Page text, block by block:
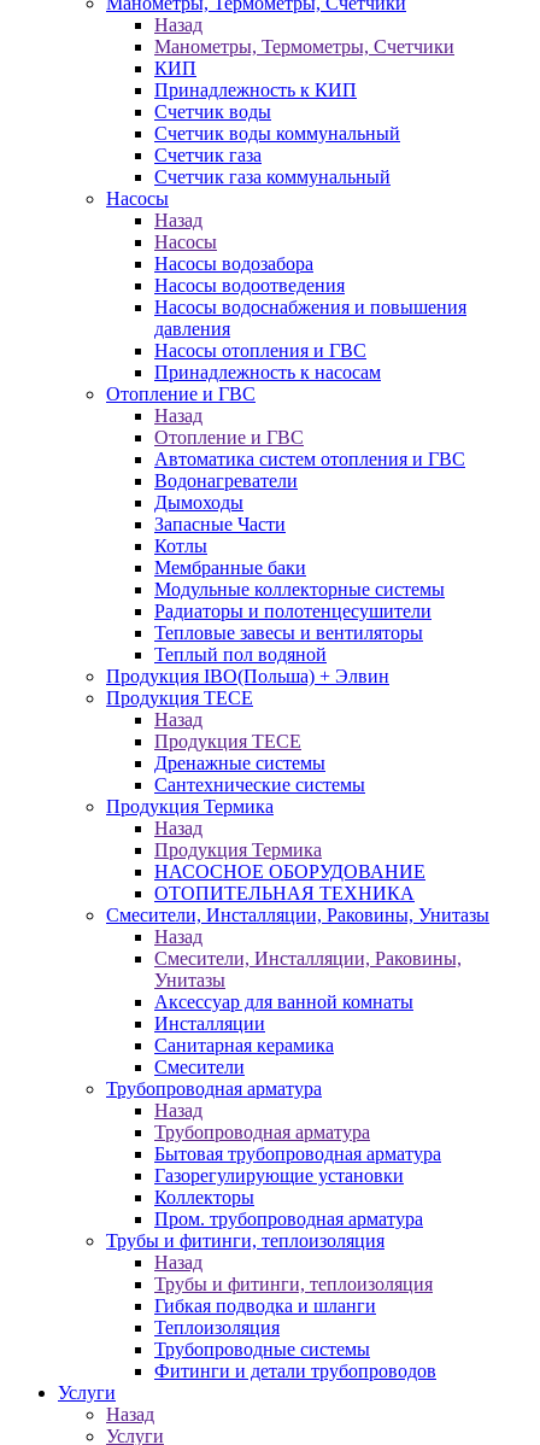
Назад
Манометры, Термометры, Счетчики
КИП
Принадлежность к КИП
Счетчик воды
Счетчик воды коммунальный
Счетчик газа
Счетчик газа коммунальный
Насосы
Назад
Насосы
Насосы водозабора
Насосы водоотведения
Насосы водоснабжения и повышения
давления
Насосы отопления и ГВС
Принадлежность к насосам
Отопление и ГВС
Назад
Отопление и ГВС
Автоматика систем отопления и ГВС
Водонагреватели
Дымоходы
Запасные Части
Котлы
Мембранные баки
Модульные коллекторные системы
Радиаторы и полотенцесушители
Тепловые завесы и вентиляторы
Теплый пол водяной
Продукция IBO(Польша) + Элвин
Продукция TECE
Назад
Продукция TECE
Дренажные системы
Сантехнические системы
Продукция Термика
Назад
Продукция Термика
НАСОСНОЕ ОБОРУДОВАНИЕ
ОТОПИТЕЛЬНАЯ ТЕХНИКА
Смесители, Инсталляции, Раковины, Унитазы
Назад
Смесители, Инсталляции, Раковины,
Унитазы
Аксессуар для ванной комнаты
Инсталляции
Санитарная керамика
Смесители
Трубопроводная арматура
Назад
Трубопроводная арматура
Бытовая трубопроводная арматура
Газорегулирующие установки
Коллекторы
Пром. трубопроводная арматура
Трубы и фитинги, теплоизоляция
Назад
Трубы и фитинги, теплоизоляция
Гибкая подводка и шланги
Теплоизоляция
Трубопроводные системы
Фитинги и детали трубопроводов
Услуги
Назад
Услуги